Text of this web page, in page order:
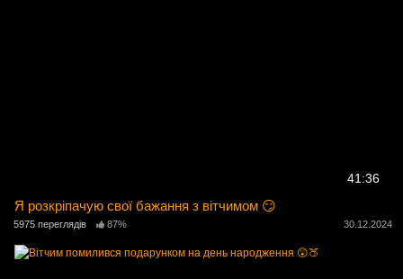
41:36
Я розкріпачую свої бажання з вітчимом 😏
5975 переглядів 87% 30.12.2024